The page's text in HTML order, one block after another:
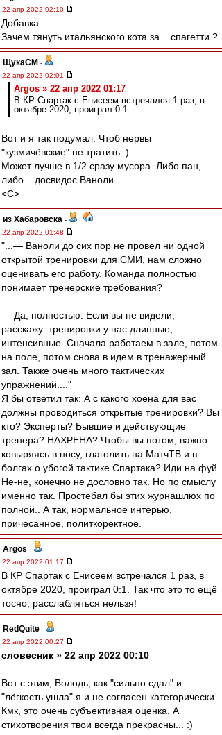
22 апр 2022 02:10
Добавка.
Зачем тянуть итальянского кота за... спагетти ?
ЩукаСМ -
22 апр 2022 02:01
Argos » 22 апр 2022 01:17
В КР Спартак с Енисеем встречался 1 раз, в
октябре 2020, проиграл 0:1.
Вот и я так подумал. Чтоб нервы
"кузмичёвские" не тратить :)
Может лучше в 1/2 сразу мусора. Либо пан,
либо... досвидос Ваноли...
<C>
из Хабаровска -
22 апр 2022 01:48
"...— Ваноли до сих пор не провел ни одной
открытой тренировки для СМИ, нам сложно
оценивать его работу. Команда полностью
понимает тренерские требования?
— Да, полностью. Если вы не видели,
расскажу: тренировки у нас длинные,
интенсивные. Сначала работаем в зале, потом
на поле, потом снова в идем в тренажерный
зал. Также очень много тактических
упражнений...."
Я бы ответил так: А с какого хоена для вас
должны проводиться открытые тренировки? Вы
кто? Эксперты? Бывшие и действующие
тренера? НАХРЕНА? Чтобы вы потом, важно
ковыряясь в носу, глаголить на МатчТВ и в
болгах о убогой тактике Спартака? Иди на фуй.
Не-не, конечно не дословно так. Но по смыслу
именно так. Простебал бы этих журнашлюх по
полной.. А так, нормальное интерью,
причесанное, политкоректное.
Argos -
22 апр 2022 01:17
В КР Спартак с Енисеем встречался 1 раз, в
октябре 2020, проиграл 0:1. Так что это то ещё
тосно, расслабляться нельзя!
RedQuite -
22 апр 2022 00:27
словесник » 22 апр 2022 00:10
Вот с этим, Володь, как "сильно сдал" и
"лёгкость ушла" я и не согласен категорически.
Кмк, это очень субъективная оценка. А
стихотворения твои всегда прекрасны... :)